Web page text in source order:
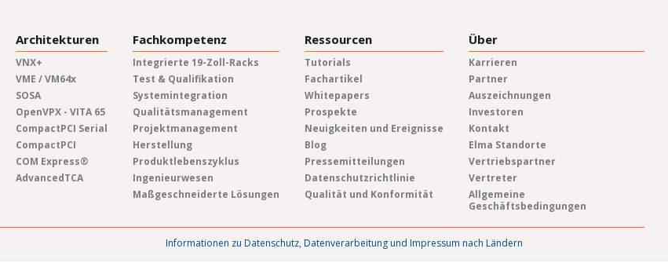
Architekturen
VNX+
VME / VM64x
SOSA
OpenVPX - VITA 65
CompactPCI Serial
CompactPCI
COM Express®
AdvancedTCA
Fachkompetenz
Integrierte 19-Zoll-Racks
Test & Qualifikation
Systemintegration
Qualitätsmanagement
Projektmanagement
Herstellung
Produktlebenszyklus
Ingenieurwesen
Maßgeschneiderte Lösungen
Ressourcen
Tutorials
Fachartikel
Whitepapers
Prospekte
Neuigkeiten und Ereignisse
Blog
Pressemitteilungen
Datenschutzrichtlinie
Qualität und Konformität
Über
Karrieren
Partner
Auszeichnungen
Investoren
Kontakt
Elma Standorte
Vertriebspartner
Vertreter
Allgemeine
Geschäftsbedingungen
Informationen zu Datenschutz, Datenverarbeitung und Impressum nach Ländern